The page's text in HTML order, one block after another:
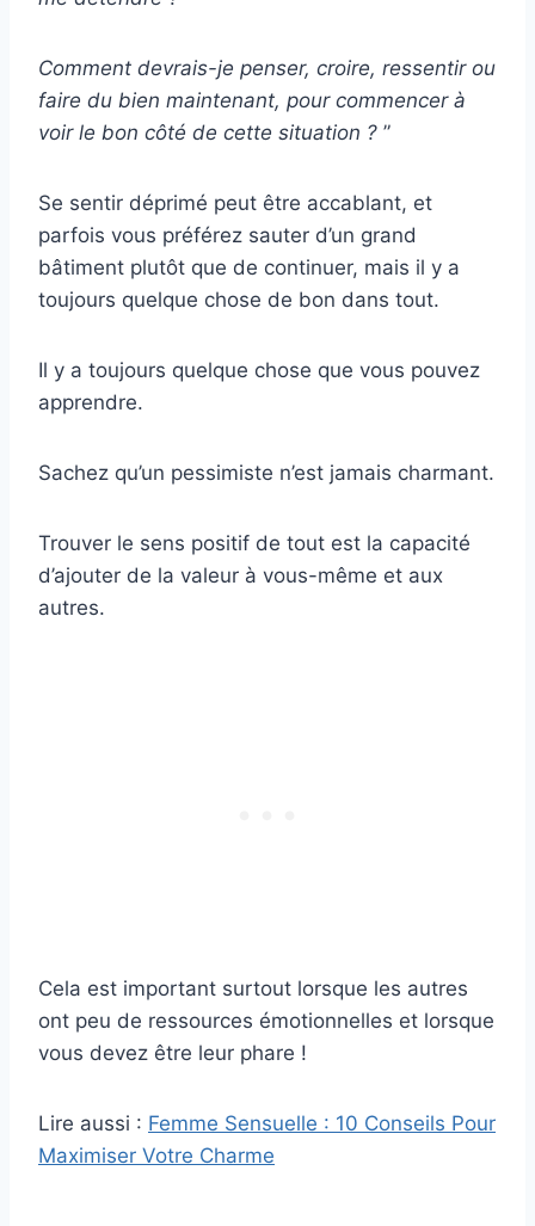
Comment devrais-je penser, croire, ressentir ou
faire du bien maintenant, pour commencer à
voir le bon côté de cette situation ? ”
Se sentir déprimé peut être accablant, et
parfois vous préférez sauter d’un grand
bâtiment plutôt que de continuer, mais il y a
toujours quelque chose de bon dans tout.
Il y a toujours quelque chose que vous pouvez
apprendre.
Sachez qu’un pessimiste n’est jamais charmant.
Trouver le sens positif de tout est la capacité
d’ajouter de la valeur à vous-même et aux
autres.
Cela est important surtout lorsque les autres
ont peu de ressources émotionnelles et lorsque
vous devez être leur phare !
Lire aussi : Femme Sensuelle : 10 Conseils Pour
Maximiser Votre Charme